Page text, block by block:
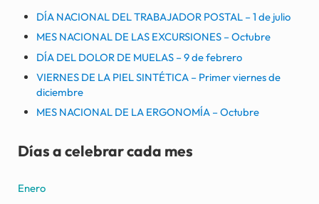
DÍA NACIONAL DEL TRABAJADOR POSTAL – 1 de julio
MES NACIONAL DE LAS EXCURSIONES – Octubre
DÍA DEL DOLOR DE MUELAS – 9 de febrero
VIERNES DE LA PIEL SINTÉTICA – Primer viernes de
diciembre
MES NACIONAL DE LA ERGONOMÍA – Octubre
Días a celebrar cada mes
Enero